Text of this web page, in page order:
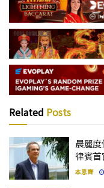
Related Posts
晨麗
律賓首
本思齊